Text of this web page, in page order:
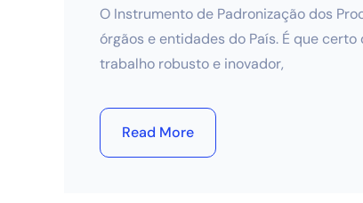
O Instrumento de Padronização dos
órgãos e entidades do País. É que
trabalho robusto e inovador,
Read More